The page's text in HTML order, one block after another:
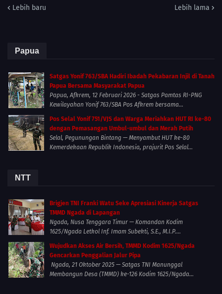
Lebih baru Lebih lama
Papua
Satgas Yonif 763/SBA Hadiri Ibadah Pekabaran Injil di Tanah
Papua Bersama Masyarakat Papua
Papua, Afkrem, 12 Februari 2026 - Satgas Pamtas RI-PNG
Kewilayahan Yonif 763/SBA Pos Afkrem bersama...
Pos Selal Yonif 751/VJS dan Warga Meriahkan HUT RI ke-80
dengan Pemasangan Umbul-umbul dan Merah Putih
Selal, Pegunungan Bintang — Menyambut HUT ke-80
Kemerdekaan Republik Indonesia, prajurit Pos Selal...
NTT
Brigjen TNI Franki Watu Seke Apresiasi Kinerja Satgas
TMMD Ngada di Lapangan
Ngada, Nusa Tenggara Timur — Komandan Kodim
1625/Ngada Letkol Inf. Imam Subekti, S.E., M.I.P....
Wujudkan Akses Air Bersih, TMMD Kodim 1625/Ngada
Gencarkan Penggalian Jalur Pipa
Ngada, 21 Oktober 2025 — Satgas TNI Manunggal
Membangun Desa (TMMD) ke-126 Kodim 1625/Ngada...